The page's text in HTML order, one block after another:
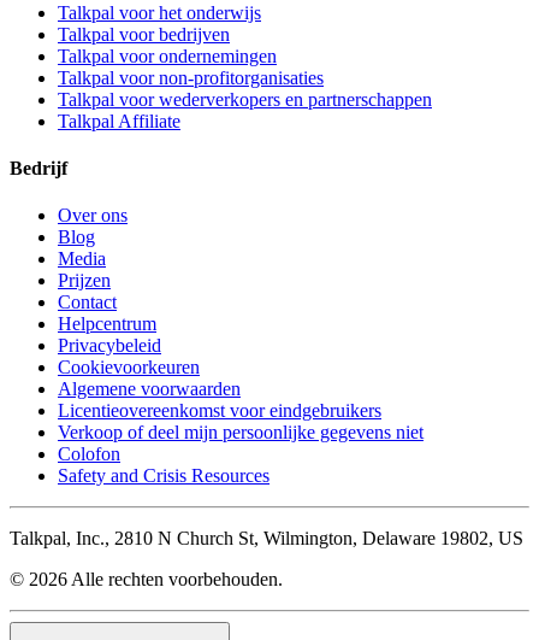
Talkpal voor het onderwijs
Talkpal voor bedrijven
Talkpal voor ondernemingen
Talkpal voor non-profitorganisaties
Talkpal voor wederverkopers en partnerschappen
Talkpal Affiliate
Bedrijf
Over ons
Blog
Media
Prijzen
Contact
Helpcentrum
Privacybeleid
Cookievoorkeuren
Algemene voorwaarden
Licentieovereenkomst voor eindgebruikers
Verkoop of deel mijn persoonlijke gegevens niet
Colofon
Safety and Crisis Resources
Talkpal, Inc., 2810 N Church St, Wilmington, Delaware 19802, US
© 2026 Alle rechten voorbehouden.